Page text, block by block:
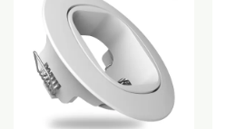
Favoritos